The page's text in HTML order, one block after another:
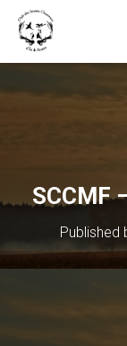
SCCMF
Published